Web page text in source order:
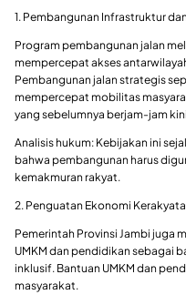
1. Pembangunan Infrastruktur
Program pembangunan jalan
mempercepat akses
Pembangunan jalan strategis
mempercepat mobilitas
yang sebelumnya berjam-jam
Analisis hukum: Kebijakan ini
bahwa pembangunan harus
kemakmuran rakyat.
2. Penguatan Ekonomi
Pemerintah Provinsi Jambi juga
UMKM dan pendidikan sebagai
inklusif. Bantuan UMKM dan
masyarakat.